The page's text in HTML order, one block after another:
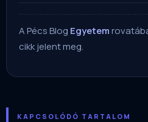
A Pécs Blog Egyetem
cikk jelent meg.
KAPCSOLÓDÓ TARTALOM